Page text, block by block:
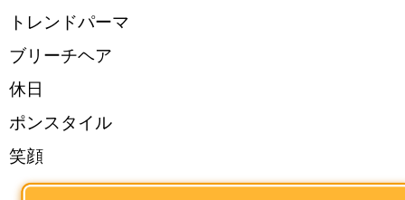
トレンドパーマ
ブリーチヘア
休日
ポンスタイル
笑顔